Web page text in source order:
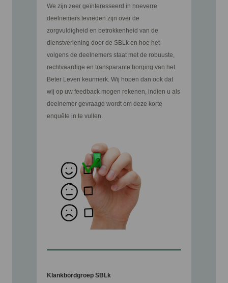
We zijn zeer geïnteresseerd in hoeverre
deelnemers tevreden zijn over de
zorgvuldigheid en betrokkenheid van de
dienstverlening door de SBLk en hoe het
volgens de deelnemers staat met de robuuste,
rechtvaardige en transparante borging van het
Beter Leven keurmerk. Wij hopen dan ook dat
wij op uw feedback mogen rekenen, indien u als
deelnemer gevraagd wordt om deze korte
enquête in te vullen.
Klankbordgroep SBLk